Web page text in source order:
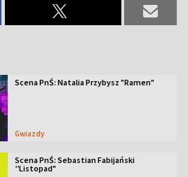
Scena PnŚ: Natalia Przybysz "Ramen"
Gwiazdy
Scena PnŚ: Sebastian Fabijański
’’Listopad"